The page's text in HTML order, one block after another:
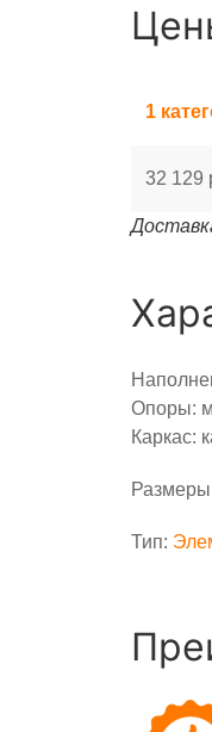
1
32 129
Опоры:
Каркас:
Тип: